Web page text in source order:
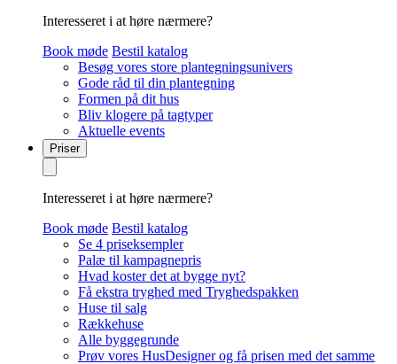
Interesseret i at høre nærmere?
Book møde Bestil katalog
Besøg vores store plantegningsunivers
Gode råd til din plantegning
Formen på dit hus
Bliv klogere på tagtyper
Aktuelle events
Priser
Interesseret i at høre nærmere?
Book møde Bestil katalog
Se 4 priseksempler
Palæ til kampagnepris
Hvad koster det at bygge nyt?
Få ekstra tryghed med Tryghedspakken
Huse til salg
Rækkehuse
Alle byggegrunde
Prøv vores HusDesigner og få prisen med det samme